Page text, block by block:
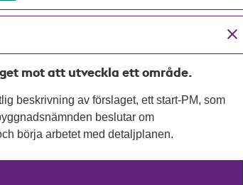
mot att utveckla ett område.
beskrivning av förslaget, ett start-PM, som
beslutar om
börja arbetet med detaljplanen.